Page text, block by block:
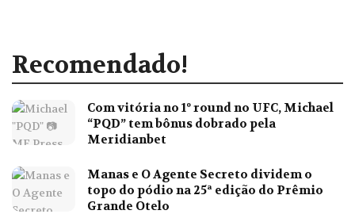
Recomendado!
Com vitória no 1º round no UFC, Michael
“PQD” tem bônus dobrado pela
Meridianbet
Manas e O Agente Secreto dividem o
topo do pódio na 25ª edição do Prêmio
Grande Otelo